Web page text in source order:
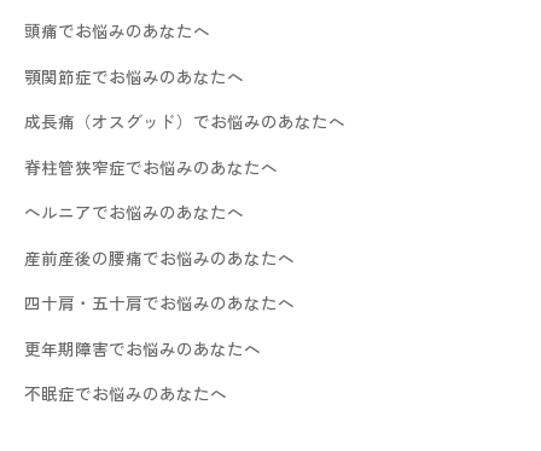
頭痛でお悩みのあなたへ
顎関節症でお悩みのあなたへ
成長痛（オスグッド）でお悩みのあなたへ
脊柱管狭窄症でお悩みのあなたへ
ヘルニアでお悩みのあなたへ
産前産後の腰痛でお悩みのあなたへ
四十肩・五十肩でお悩みのあなたへ
更年期障害でお悩みのあなたへ
不眠症でお悩みのあなたへ